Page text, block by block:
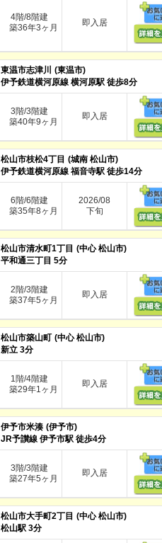
4階/8階建
築36年3ヶ月
即入居
東温市志津川 (東温市)
伊予鉄道横河原線 横河原駅 徒歩8分
3階/3階建
築40年9ヶ月
即入居
松山市枝松4丁目 (城南 松山市)
伊予鉄道横河原線 福音寺駅 徒歩14分
6階/6階建
築35年8ヶ月
2026/08
下旬
松山市清水町1丁目 (中心 松山市)
平和通三丁目 5分
2階/3階建
築37年5ヶ月
即入居
松山市築山町 (中心 松山市)
新立 3分
1階/4階建
築29年1ヶ月
即入居
伊予市米湊 (伊予市)
JR予讃線 伊予市駅 徒歩4分
3階/3階建
築27年5ヶ月
即入居
松山市大手町2丁目 (中心 松山市)
松山駅 3分